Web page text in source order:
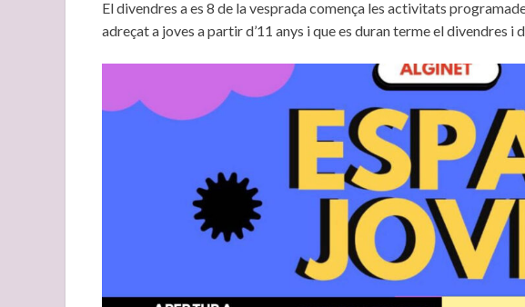
El divendres a es 8 de la vesprada comença les activitats
adreçat a joves a partir d’11 anys i que es duran terme el divendres i